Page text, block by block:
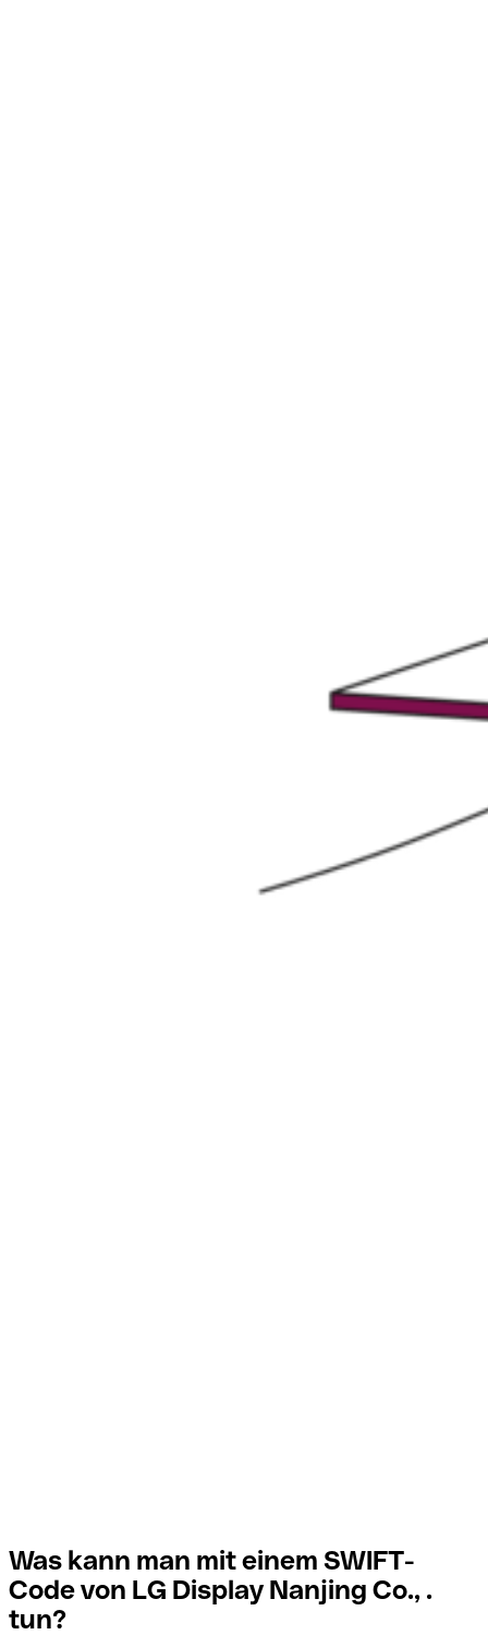
Was kann man mit einem SWIFT-
Code von LG Display Nanjing Co., .
tun?